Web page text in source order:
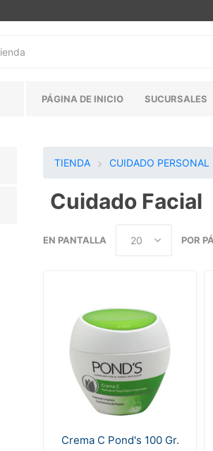
PÁGINA DE INICIO SUCURSALES
TIENDA CUIDADO PERSONAL
Cuidado Facial
EN PANTALLA POR
Crema C Pond's 100 Gr.